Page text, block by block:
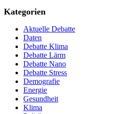
Kategorien
Aktuelle Debatte
Daten
Debatte Klima
Debatte Lärm
Debatte Nano
Debatte Stress
Demografie
Energie
Gesundheit
Klima